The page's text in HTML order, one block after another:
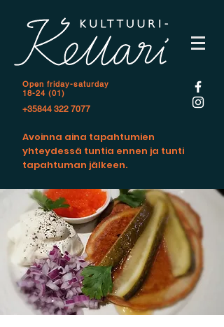
Open friday-saturday
18-24 (01)
+35844 322 7077
Avoinna aina tapahtumien
yhteydessä tuntia ennen ja tunti
tapahtuman jälkeen.